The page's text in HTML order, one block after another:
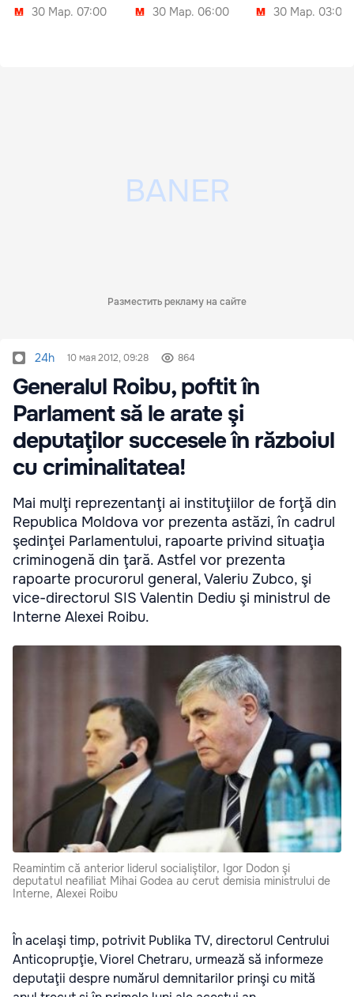
30 Мар. 07:00
30 Мар. 06:00
30 Мар. 03:00
Разместить рекламу на сайте
24h 10 мая 2012, 09:28 864
Generalul Roibu, poftit în
Parlament să le arate şi
deputaţilor succesele în războiul
cu criminalitatea!
Mai mulţi reprezentanţi ai instituţiilor de forţă din
Republica Moldova vor prezenta astăzi, în cadrul
şedinţei Parlamentului, rapoarte privind situaţia
criminogenă din ţară. Astfel vor prezenta
rapoarte procurorul general, Valeriu Zubco, şi
vice-directorul SIS Valentin Dediu şi ministrul de
Interne Alexei Roibu.
Reamintim că anterior liderul socialiştilor, Igor Dodon şi
deputatul neafiliat Mihai Godea au cerut demisia ministrului de
Interne, Alexei Roibu
În acelaşi timp, potrivit Publika TV, directorul Centrului
Anticoprupţie, Viorel Chetraru, urmează să informeze
deputaţii despre numărul demnitarilor prinşi cu mită